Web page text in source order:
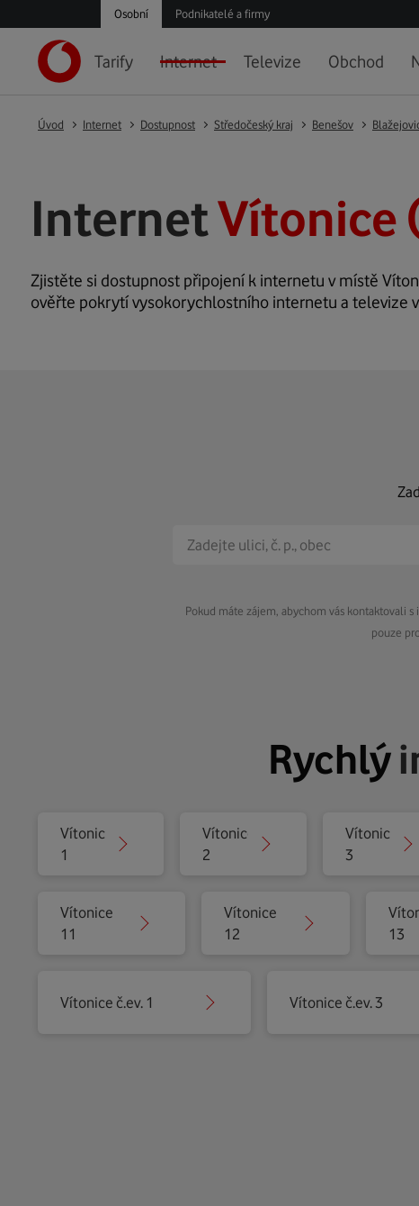
Osobní Podnikatelé a firmy
Tarify Internet Televize Obchod
Úvod Internet Dostupnost Středočeský kraj Benešov
InternetVítonice
Zjistěte si dostupnost připojení k internetu v místě
ověřte pokrytí vysokorychlostního internetu a televize
Pokud máte zájem, abychom vás kontaktovali
pouze
Rychlý
Vítonice
1
Vítonice
2
Vítonice
3
Vítonice
11
Vítonice
12
13
Vítonice č.ev. 1 Vítonice č.ev. 3